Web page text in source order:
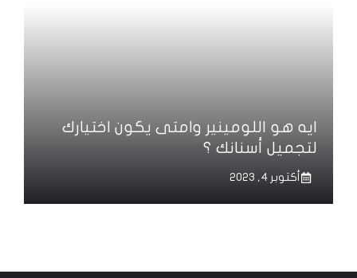
ايه هو اللومينير وامتى يكون اختيارك
لتجميل أسنانك ؟
أكتوبر 4, 2023